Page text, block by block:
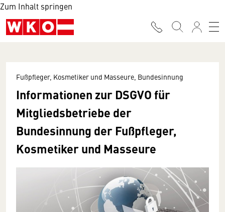
Zum Inhalt springen
Fußpfleger, Kosmetiker und Masseure, Bundesinnung
Informationen zur DSGVO für
Mitgliedsbetriebe der
Bundesinnung der Fußpfleger,
Kosmetiker und Masseure